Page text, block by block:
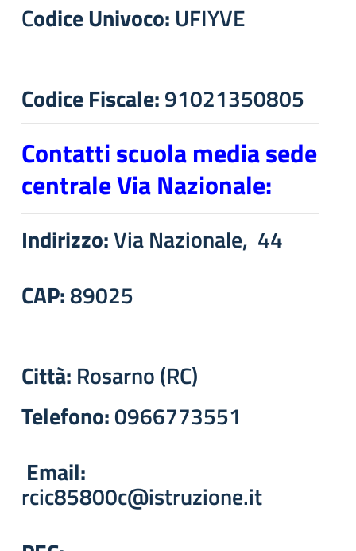
Codice Univoco: UFIYVE
Codice Fiscale:91021350805
Contatti scuola media sede
centrale Via Nazionale:
Indirizzo:Via Nazionale, 44
CAP:89025
Città: Rosarno (RC)
Telefono:0966773551
Email:
rcic85800c@istruzione.it